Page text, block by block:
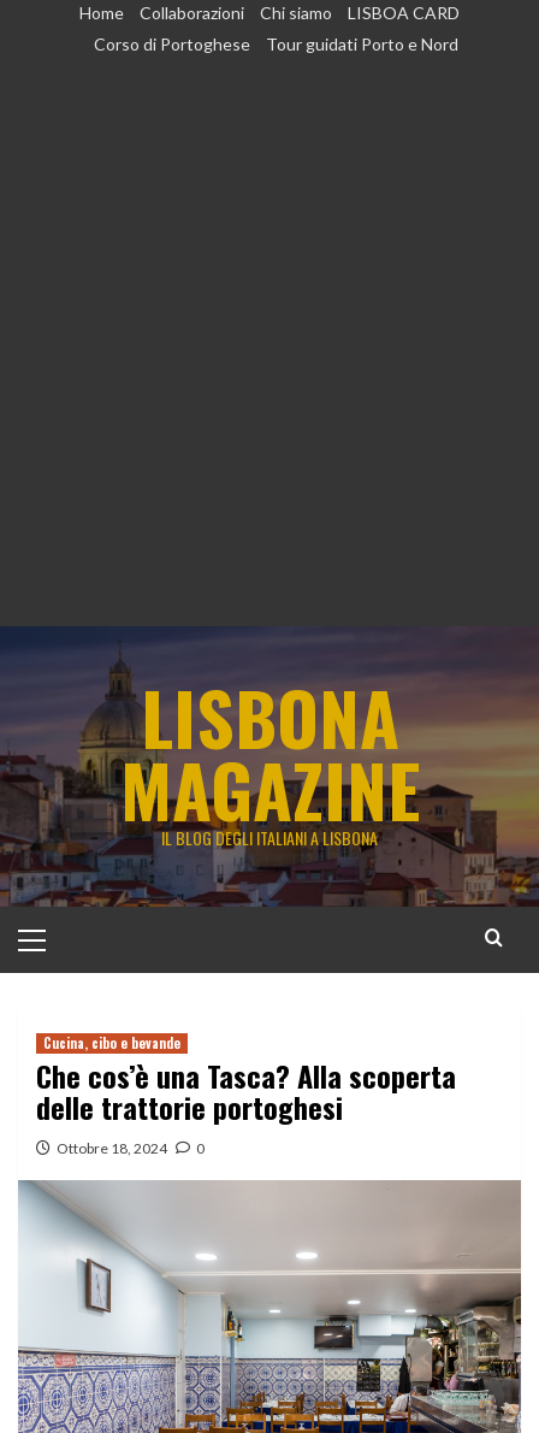
Home Collaborazioni Chi siamo
LISBOA CARD
Corso di Portoghese
Tour guidati Porto e Nord
LISBONA
MAGAZINE
IL BLOG DEGLI ITALIANI A LISBONA
principale
Cucina, cibo e bevande
Che cos’è una Tasca? Alla scoperta
delle trattorie portoghesi
Ottobre 18, 2024 0